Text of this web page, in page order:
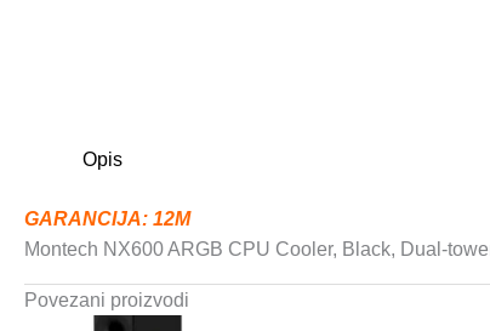
Opis
GARANCIJA: 12M
Montech NX600 ARGB CPU Cooler, Black, Dual-
Povezani proizvodi